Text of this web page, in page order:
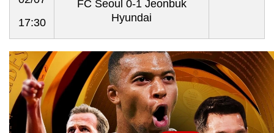
17:30
FC Seoul 0-1 Jeonbuk
Hyundai